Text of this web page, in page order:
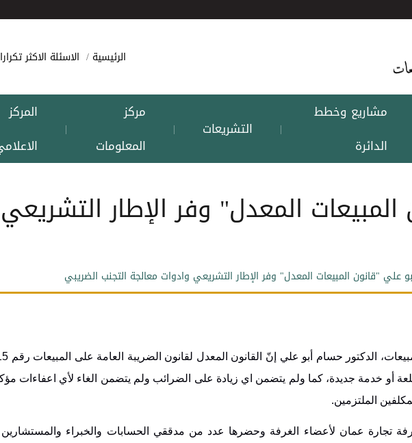
الرئيسية الاسئلة الاكثر تكرارا
مشاريع وخطط
الدائرة
| التشريعات |
مركز
المعلومات
|
المركز
المعدل" وفر الإطار
علي "قانون المبيعات المعدل" وفر الإطار التشريعي وادوات معالجة التجنب الضريبي
خدمة جديدة، كما ولم يتضمن اي زيادة على الضرائب ولم يتضمن الغاء لأي اعفاءات
الملتزمين.
تجارة عمان لأعضاء الغرفة وحضرها عدد من مدققي الحسابات والخبراء والمستشارين